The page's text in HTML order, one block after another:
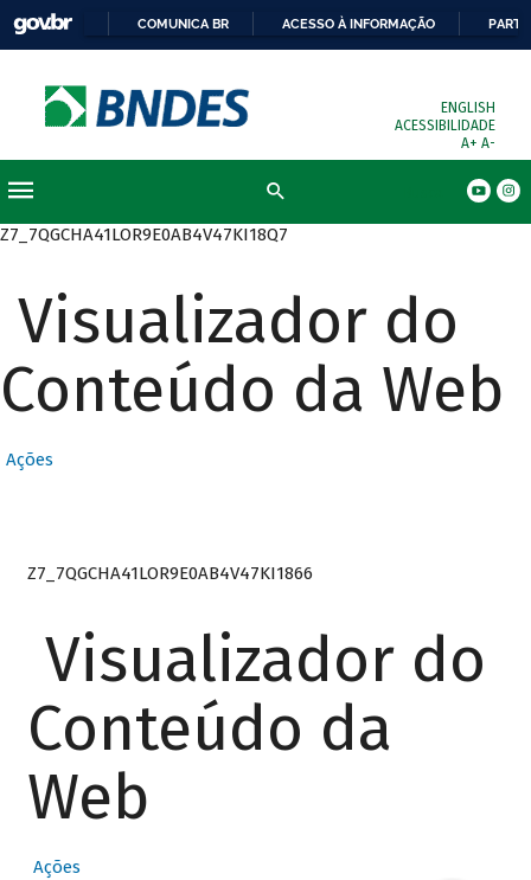
COMUNICA BR ACESSO À INFORMAÇÃO
ENGLISH
ACESSIBILIDADE
A+ A-
Z7_7QGCHA41LOR9E0AB4V47KI18Q7
Visualizador do
Conteúdo da Web
Ações
Z7_7QGCHA41LOR9E0AB4V47KI1866
Visualizador do
Conteúdo da
Web
Ações